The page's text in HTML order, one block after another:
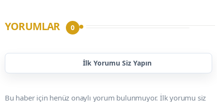
YORUMLAR 0
İlk Yorumu Siz Yapın
Bu haber için henüz onaylı yorum bulunmuyor. İlk yorumu siz